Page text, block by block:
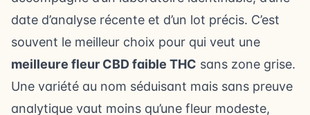
date d’analyse récente et d’un lot précis. C’est
souvent le meilleur choix pour qui veut une
meilleure fleur CBD faible THC sans zone grise.
Une variété au nom séduisant mais sans preuve
analytique vaut moins qu’une fleur modeste,